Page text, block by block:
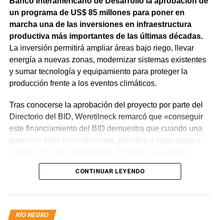
un programa de US$ 85 millones para poner en
marcha una de las inversiones en infraestructura
productiva más importantes de las últimas décadas.
La inversión permitirá ampliar áreas bajo riego, llevar
energía a nuevas zonas, modernizar sistemas existentes
y sumar tecnología y equipamiento para proteger la
producción frente a los eventos climáticos.
Tras conocerse la aprobación del proyecto por parte del
Directorio del BID, Weretilneck remarcó que «conseguir
este financiamiento del BID demuestra que cuando una
provincia tiene un rumbo claro, planifica a largo plazo y
Estos fondos llegan porque Río Negro tiene un proyecto
de desarrollo serio, con obras concretas y una visión de
El monto total del Programa es de US$ 85 millones.
CONTINUAR LEYENDO
RÍO NEGRO